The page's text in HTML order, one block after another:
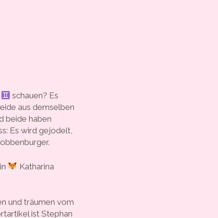
schauen? Es
aus demselben
beide haben
Es wird gejodelt,
Katharina
und träumen vom
ist Stephan